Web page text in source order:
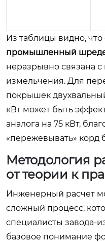
Из таблицы видно,
промышленный
неразрывно связана
измельчения. Для
покрышек
кВт может быть
аналога на 75 кВт,
«пережевывать» корд
Методология
от теории к
Инженерный расчет
сложный процесс,
специалисты завода-
базовое понимание